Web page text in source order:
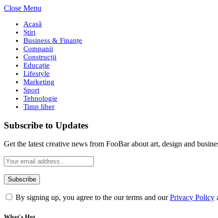
Close Menu
Acasă
Știri
Business & Finanțe
Companii
Construcții
Educație
Lifestyle
Marketing
Sport
Tehnologie
Timp liber
Subscribe to Updates
Get the latest creative news from FooBar about art, design and
By signing up, you agree to the our terms and ourPrivacy Policy